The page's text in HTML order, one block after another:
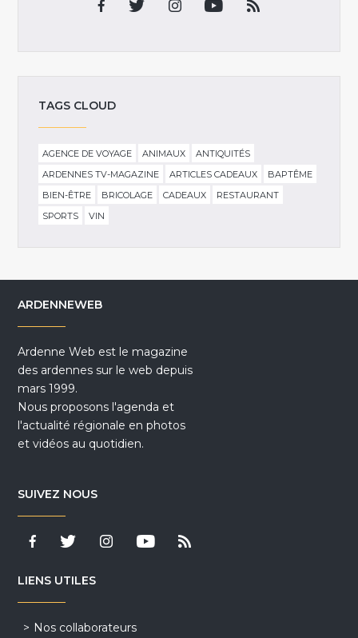
TAGS CLOUD
AGENCE DE VOYAGE ANIMAUX
ANTIQUITÉS
ARDENNES TV-MAGAZINE
ARTICLES CADEAUX
BAPTÊME
BIEN-ÊTRE
BRICOLAGE CADEAUX
RESTAURANT
SPORTS
VIN
ARDENNEWEB
Ardenne Web est le magazine
des ardennes sur le web depuis
mars 1999.
Nous proposons l'agenda et
l'actualité régionale en photos
et vidéos au quotidien.
SUIVEZ NOUS
LIENS UTILES
Nos collaborateurs